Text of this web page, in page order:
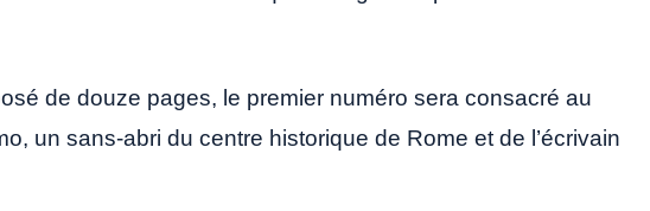
de douze pages, le premier numéro sera consacré au
un sans-abri du centre historique de Rome et de l’écrivain